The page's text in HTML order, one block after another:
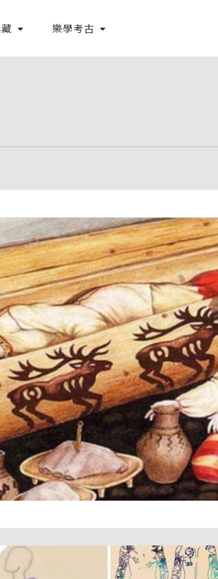
樂學考古